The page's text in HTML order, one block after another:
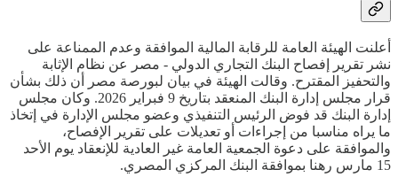
أعلنت الهيئة العامة للرقابة المالية الموافقة وعدم الممناعة على
نشر تقرير إفصاح البنك التجاري الدولي - مصر عن نظام الإثابة
والتحفيز المقترح. وقالت الهيئة في بيان لبورصة مصر أن ذلك بشأن
قرار مجلس إدارة البنك المنعقد بتاريخ 9 فبراير 2026. وكان مجلس
إدارة البنك قد فوض الرئيس التنفيذي وعضو مجلس الإدارة في إتخاذ
ما يراه مناسبا من إجراءات أو تعديلات على تقرير الإفصاح،
والموافقة على دعوة الجمعية العامة غير العادية للإنعقاد يوم الأحد
15 مارس رهنا بموافقة البنك المركزي المصري.